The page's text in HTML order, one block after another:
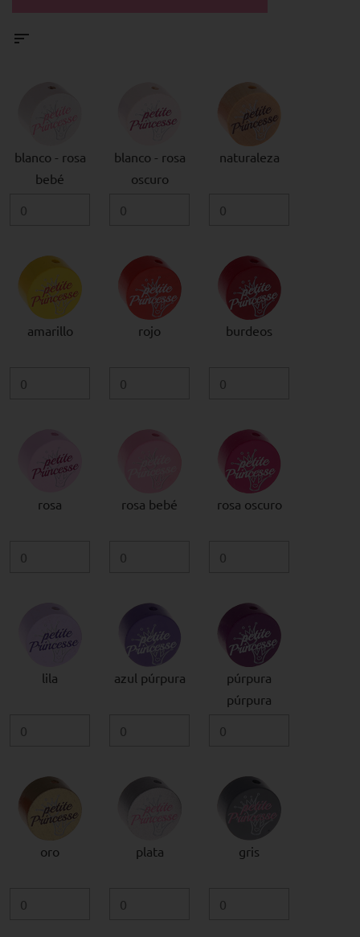
blanco - rosa
bebé
blanco - rosa
oscuro
naturaleza
amarillo rojo burdeos
rosa rosa bebé rosa oscuro
lila azul púrpura
púrpura
púrpura
oro plata gris